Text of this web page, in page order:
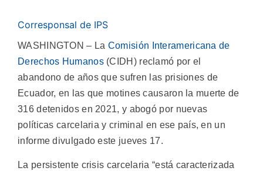
Corresponsal de IPS
WASHINGTON – La Comisión Interamericana de
Derechos Humanos(CIDH) reclamó por el
abandono de años que sufren las prisiones de
Ecuador, en las que motines causaron la muerte de
316 detenidos en 2021, y abogó por nuevas
políticas carcelaria y criminal en ese país, en un
informe divulgado este jueves 17.
La persistente crisis carcelaria “está caracterizada